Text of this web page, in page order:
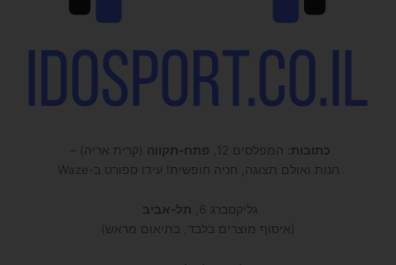
כתובות : המפלסים 12, פתח-תקווה (קרית אריה) –
חנות ואולם תצוגה, חניה חופשית! עידו ספורט ב-Waze
גליקסברג 6,
תל-אביב
(איסוף מוצרים בלבד, בתיאום מראש)